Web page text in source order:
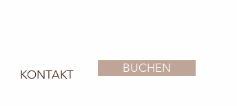
KONTAKT BUCHEN